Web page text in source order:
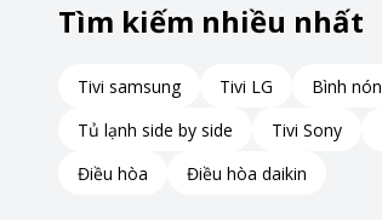
Tìm kiếm nhiều nhất
Tivi samsung Tivi LG Bình
Tủ lạnh side by side
Tivi Sony
Điều hòa
Điều hòa daikin